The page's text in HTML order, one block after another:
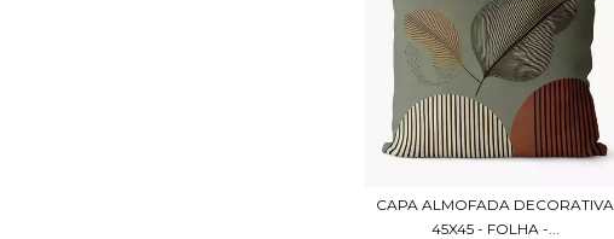
CAPA ALMOFADA DECORATIVA
45X45 - FOLHA -...